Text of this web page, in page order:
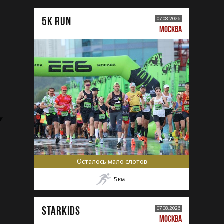
5К RUN 07.08.2026
МОСКВА
Осталось мало слотов
5 км
STARKIDS 07.08.2026
МОСКВА